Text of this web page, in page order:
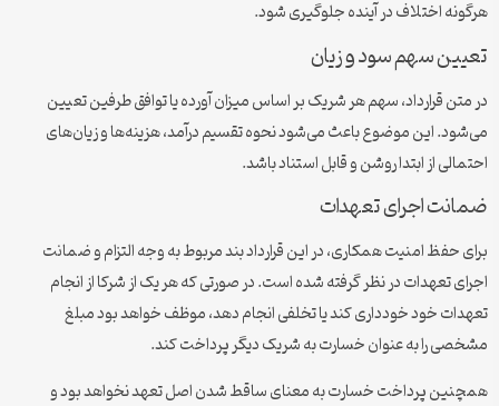
اختلاف در آینده جلوگیری شود.
سهم سود و زیان
قرارداد، سهم هر شریک بر اساس میزان آورده یا توافق طرفین تعیین
این موضوع باعث می‌شود نحوه تقسیم درآمد، هزینه‌ها و زیان‌های
از ابتدا روشن و قابل استناد باشد.
اجرای تعهدات
حفظ امنیت همکاری، در این قرارداد بند مربوط به وجه التزام و ضمانت
تعهدات در نظر گرفته شده است. در صورتی که هر یک از شرکا از انجام
خود خودداری کند یا تخلفی انجام دهد، موظف خواهد بود مبلغ
را به عنوان خسارت به شریک دیگر پرداخت کند.
پرداخت خسارت به معنای ساقط شدن اصل تعهد نخواهد بود و